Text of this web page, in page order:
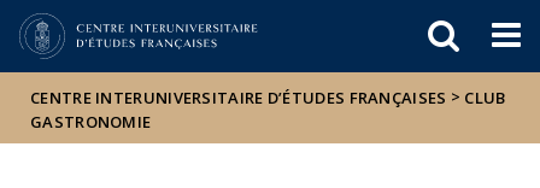
Hírek
Események
ELTE a
sajtóban
CENTRE INTERUNIVERSITAIRE D’ÉTUDES FRANÇAISES > CLUB
GASTRONOMIE